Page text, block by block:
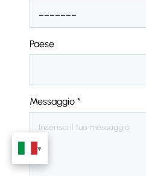
Paese
Messaggio *